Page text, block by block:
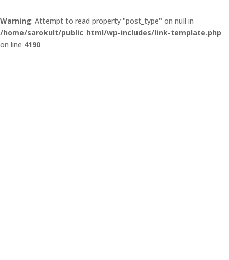
Warning: Attempt to read property "post_type" on null in
/home/sarokult/public_html/wp-includes/link-template.php
on line 4190